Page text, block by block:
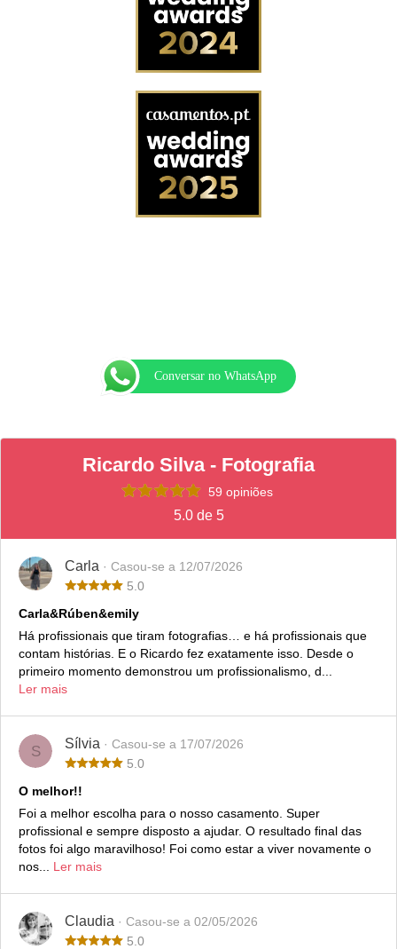
Conversar no WhatsApp
Ricardo Silva - Fotografia
59 opiniões
5.0 de 5
Carla · Casou-se a 12/07/2026
5.0
Carla&Rúben&emily
Há profissionais que tiram fotografias… e há profissionais que
contam histórias. E o Ricardo fez exatamente isso. Desde o
primeiro momento demonstrou um profissionalismo, d...
Ler mais
S Sílvia · Casou-se a 17/07/2026
5.0
O melhor!!
Foi a melhor escolha para o nosso casamento. Super
profissional e sempre disposto a ajudar. O resultado final das
fotos foi algo maravilhoso! Foi como estar a viver novamente o
nos... Ler mais
Claudia · Casou-se a 02/05/2026
5.0